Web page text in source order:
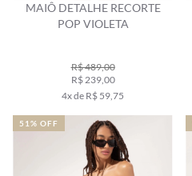
MAIÔ DETALHE RECORTE
POP VIOLETA
R$ 489,00
R$ 239,00
4x de R$ 59,75
51% OFF